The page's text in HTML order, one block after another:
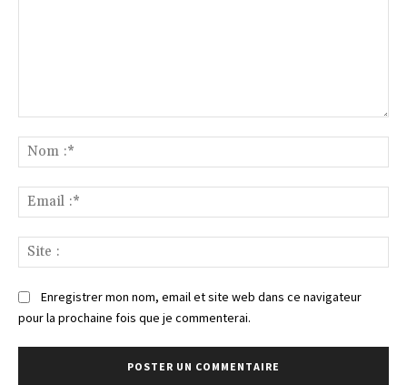
:*
:*
:
Enregistrer mon nom, email et site web dans ce navigateur
pour la prochaine fois que je commenterai.